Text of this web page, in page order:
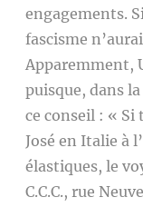
engagements.
fascisme
Apparemment,
puisque, dans
ce conseil : « Si
José en Italie à
élastiques, le
C.C.C., rue